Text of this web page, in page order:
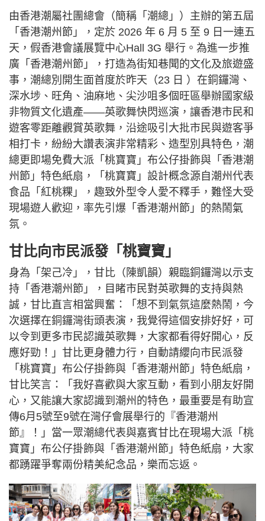
由香港潮屬社團總會（簡稱「潮總」）主辦的第五屆
「香港潮州節」，定於 2026 年 6 月 5 至 9 日一連五
天，假香港會議展覽中心Hall 3G 舉行。為進一步推
廣「香港潮州節」，打造為街知巷聞的文化及旅遊盛
事，潮總別開生面首度於昨天（23 日 ）在銅鑼灣、
深水埗、旺角、油麻地、尖沙咀多個旺區舉辦國家級
非物質文化遺產——英歌舞快閃巡演，讓香港市民和
遊客零距離觀賞英歌舞，沿途吸引大批市民與遊客爭
相打卡，紛紛大讚表演非常精彩、造型別具特色，潮
總更即場免費大派「桃寶寶」布公仔掛飾與「香港潮
州節」特色紙扇，「桃寶寶」設計概念源自潮州代表
食品「紅桃粿」，趣致外型令人愛不釋手，難怪大受
現場遊人歡迎，率先引爆「香港潮州節」的熱鬧氣
氛。
甘比向市民派發「桃寶寶」
身為「架己冷」，甘比（陳凱韻）親臨銅鑼灣以示支
持「香港潮州節」，目睹市民對英歌舞的支持與熱
誠，甘比直言相當興奮：「想不到氣氛這麼熱鬧，今
次選擇在銅鑼灣街頭表演，我覺得這個安排好好，可
以令到更多市民認識英歌舞，大家都看得好開心，反
應好勁！」甘比更身體力行，自動請纓向市民派發
「桃寶寶」布公仔掛飾與「香港潮州節」特色紙扇，
甘比笑言：「我好喜歡與大家互動，看到小朋友好開
心，又能讓大家認識到潮州的特色，最重要是有助宣
傳6月5號至9號在灣仔會展舉行的『香港潮州
節』！」當一眾潮總代表與嘉賓甘比在現場大派「桃
寶寶」布公仔掛飾與「香港潮州節」特色紙扇，大家
都踴躍爭奪兩份精美紀念品，樂而忘返。